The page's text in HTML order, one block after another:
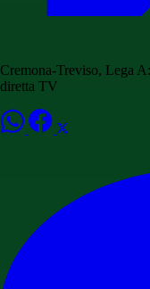
Cremona-Treviso, Lega
diretta TV